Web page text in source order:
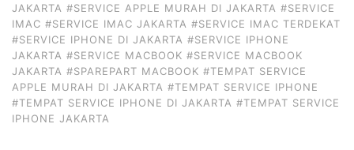
JAKARTA #SERVICE APPLE MURAH DI JAKARTA #SERVICE
IMAC #SERVICE IMAC JAKARTA #SERVICE IMAC TERDEKAT
#SERVICE IPHONE DI JAKARTA #SERVICE IPHONE
JAKARTA #SERVICE MACBOOK #SERVICE MACBOOK
JAKARTA #SPAREPART MACBOOK #TEMPAT SERVICE
APPLE MURAH DI JAKARTA #TEMPAT SERVICE IPHONE
#TEMPAT SERVICE IPHONE DI JAKARTA #TEMPAT SERVICE
IPHONE JAKARTA